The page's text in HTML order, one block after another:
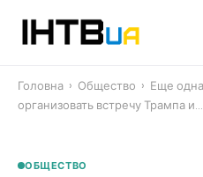
Головна › Общество › Еще
организовать встречу Трампа и…
ОБЩЕСТВО